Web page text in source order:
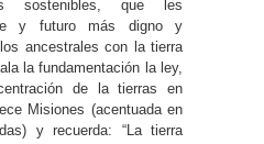
sostenibles, que les
y futuro más digno y
ancestrales con la tierra
la fundamentación la ley,
de la tierras en
Misiones (acentuada en
y recuerda: “La tierra